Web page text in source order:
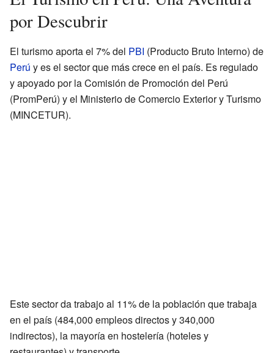
por Descubrir
El turismo aporta el 7% del PBI (Producto Bruto Interno) de
Perú y es el sector que más crece en el país. Es regulado
y apoyado por la Comisión de Promoción del Perú
(PromPerú) y el Ministerio de Comercio Exterior y Turismo
(MINCETUR).
Este sector da trabajo al 11% de la población que trabaja
en el país (484,000 empleos directos y 340,000
indirectos), la mayoría en hostelería (hoteles y